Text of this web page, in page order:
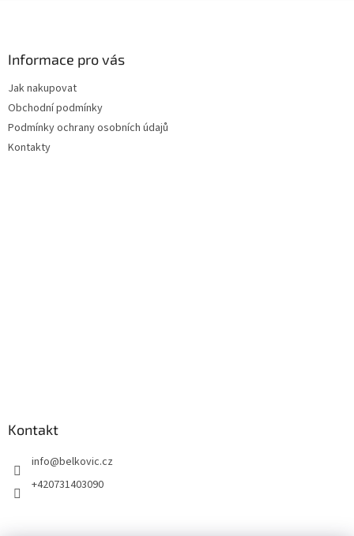
Informace pro vás
Jak nakupovat
Obchodní podmínky
Podmínky ochrany osobních údajů
Kontakty
Kontakt
info@belkovic.cz
+420731403090